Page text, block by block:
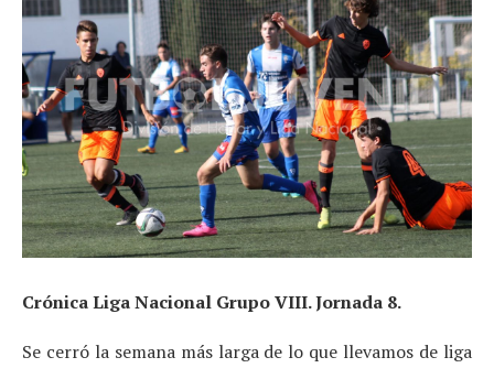
Crónica Liga Nacional Grupo VIII. Jornada 8.
Se cerró la semana más larga de lo que llevamos de liga